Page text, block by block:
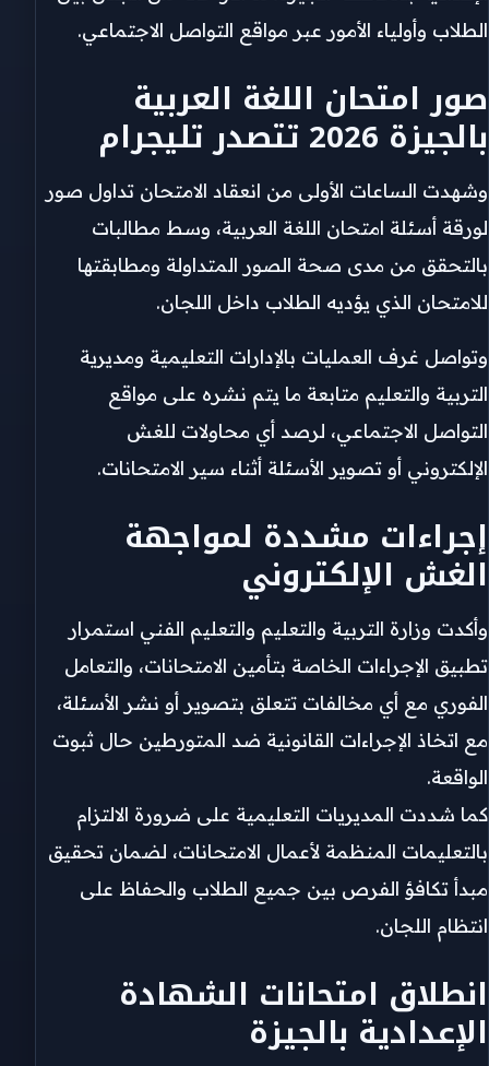
الطلاب وأولياء الأمور عبر مواقع التواصل الاجتماعي.
صور امتحان اللغة العربية
بالجيزة 2026 تتصدر تليجرام
وشهدت الساعات الأولى من انعقاد الامتحان تداول صور
لورقة أسئلة امتحان اللغة العربية، وسط مطالبات
بالتحقق من مدى صحة الصور المتداولة ومطابقتها
للامتحان الذي يؤديه الطلاب داخل اللجان.
وتواصل غرف العمليات بالإدارات التعليمية ومديرية
التربية والتعليم متابعة ما يتم نشره على مواقع
التواصل الاجتماعي، لرصد أي محاولات للغش
الإلكتروني أو تصوير الأسئلة أثناء سير الامتحانات.
إجراءات مشددة لمواجهة
الغش الإلكتروني
وأكدت وزارة التربية والتعليم والتعليم الفني استمرار
تطبيق الإجراءات الخاصة بتأمين الامتحانات، والتعامل
الفوري مع أي مخالفات تتعلق بتصوير أو نشر الأسئلة،
مع اتخاذ الإجراءات القانونية ضد المتورطين حال ثبوت
الواقعة.
كما شددت المديريات التعليمية على ضرورة الالتزام
بالتعليمات المنظمة لأعمال الامتحانات، لضمان تحقيق
مبدأ تكافؤ الفرص بين جميع الطلاب والحفاظ على
انتظام اللجان.
انطلاق امتحانات الشهادة
الإعدادية بالجيزة